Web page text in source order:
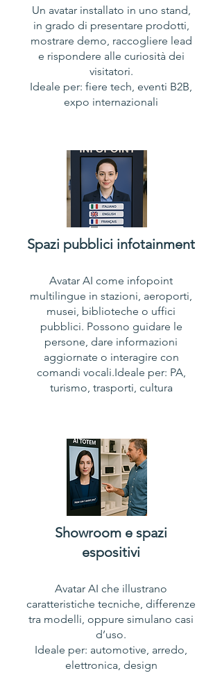
Un avatar installato in uno stand,
in grado di presentare prodotti,
mostrare demo, raccogliere lead
e rispondere alle curiosità dei
visitatori.
Ideale per: fiere tech, eventi B2B,
expo internazionali
Spazi pubblici infotainment​​
Avatar AI come infopoint
multilingue in stazioni, aeroporti,
musei, biblioteche o uffici
pubblici. Possono guidare le
persone, dare informazioni
aggiornate o interagire con
comandi vocali.Ideale per: PA,
turismo, trasporti, cultura​​
Showroom e spazi
espositivi​
Avatar AI che illustrano
caratteristiche tecniche, differenze
tra modelli, oppure simulano casi
d’uso.
Ideale per: automotive, arredo,
elettronica, design